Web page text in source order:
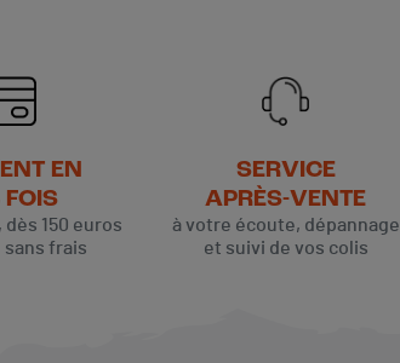
EN
dès 150 euros
frais
SERVICE
APRÈS-VENTE
à votre écoute, dépannage
et suivi de vos colis